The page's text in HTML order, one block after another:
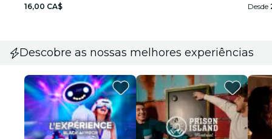
16,00 CA$
Desde
Descobre as nossas melhores experiências